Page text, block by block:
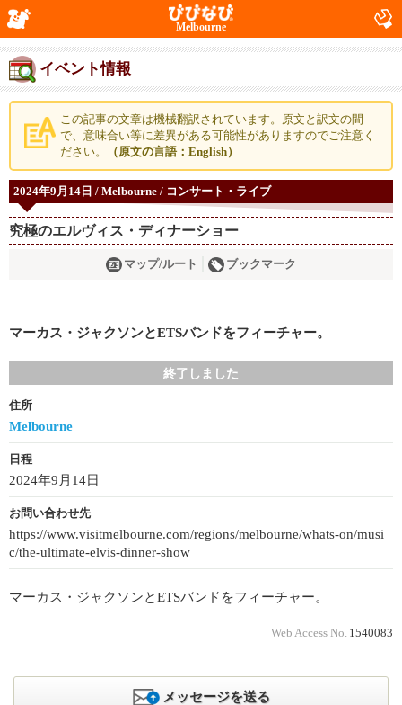
Melbourne
イベント情報
この記事の文章は機械翻訳されています。原文と訳文の間
で、意味合い等に差異がある可能性がありますのでご注意く
ださい。
（原文の言語：English）
2024年9月14日 / Melbourne / コンサート・ライブ
究極のエルヴィス・ディナーショー
マップ/ルート ブックマーク
マーカス・ジャクソンとETSバンドをフィーチャー。
終了しました
住所
Melbourne
日程
2024年9月14日
お問い合わせ先
https://www.visitmelbourne.com/regions/melbourne/whats-on/musi
c/the-ultimate-elvis-dinner-show
マーカス・ジャクソンとETSバンドをフィーチャー。
Web Access No. 1540083
メッセージを送る